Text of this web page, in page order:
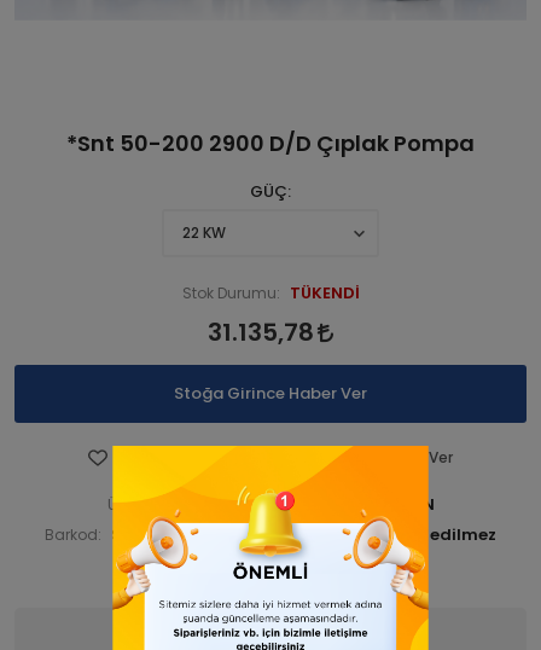
*Snt 50-200 2900 D/D Çıplak Pompa
GÜÇ
Stok Durumu: TÜKENDİ
31.135,78
Stoğa Girince Haber Ver
Fiyatı Düşünce Haber Ver
Ürün Kodu: STNSNT290 001251-ANA ÜRN
Barkod: STNSNT29000129 İade Bilgisi:
Ürün Bilgisi Yorumlar